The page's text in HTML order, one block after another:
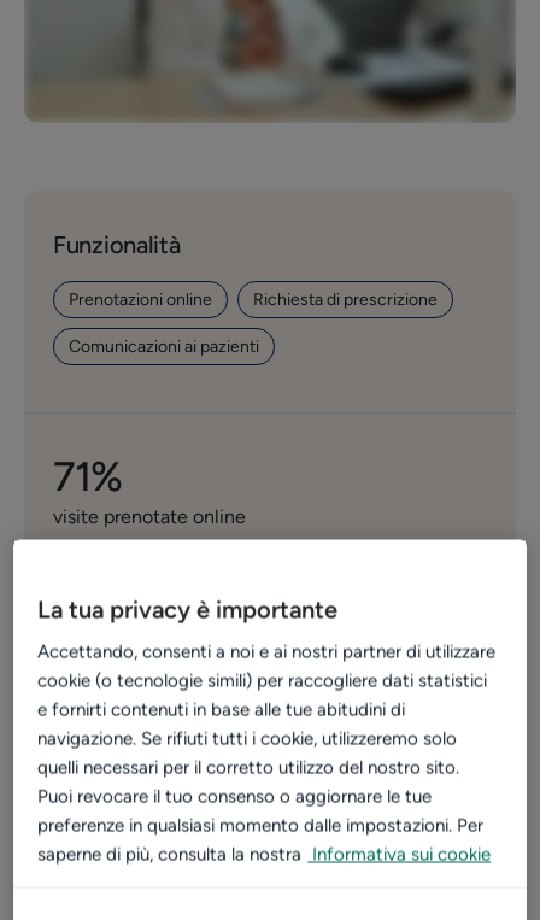
Funzionalità
Prenotazioni online Richiesta di prescrizione
Comunicazioni ai pazienti
71%
visite prenotate online
ore risparmiate grazie alle notifiche
+ 400
richieste ricevute/mese
La tua privacy è importante
Accettando, consenti a noi e ai nostri partner di utilizzare
cookie (o tecnologie simili) per raccogliere dati statistici
e fornirti contenuti in base alle tue abitudini di
navigazione. Se rifiuti tutti i cookie, utilizzeremo solo
quelli necessari per il corretto utilizzo del nostro sito.
Puoi revocare il tuo consenso o aggiornare le tue
preferenze in qualsiasi momento dalle impostazioni. Per
saperne di più, consulta la nostra
Informativa sui cookie